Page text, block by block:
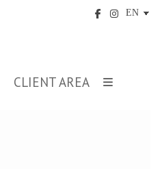
CLIENT AREA